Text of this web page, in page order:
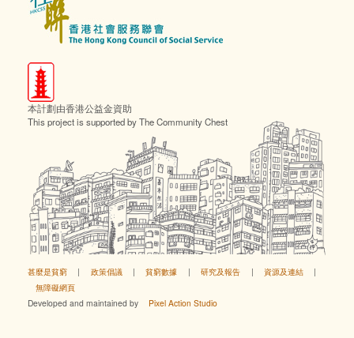
本計劃由香港公益金資助
This project is supported by The Community Chest
甚麼是貧窮 | 政策倡議 | 貧窮數據 | 研究及報告 | 資源及連結
|
無障礙網頁
Developed and maintained by
Pixel Action Studio